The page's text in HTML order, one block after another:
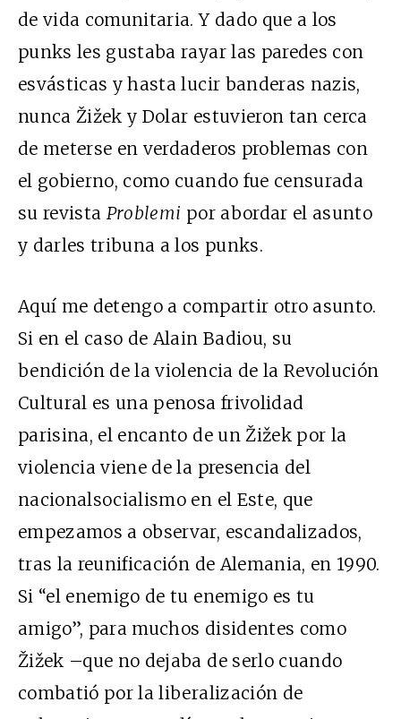
de vida comunitaria. Y dado que a los
punks les gustaba rayar las paredes con
esvásticas y hasta lucir banderas nazis,
nunca Žižek y Dolar estuvieron tan cerca
de meterse en verdaderos problemas con
el gobierno, como cuando fue censurada
su revista Problemi por abordar el asunto
y darles tribuna a los punks.
Aquí me detengo a compartir otro asunto.
Si en el caso de Alain Badiou, su
bendición de la violencia de la Revolución
Cultural es una penosa frivolidad
parisina, el encanto de un Žižek por la
violencia viene de la presencia del
nacionalsocialismo en el Este, que
empezamos a observar, escandalizados,
tras la reunificación de Alemania, en 1990.
Si “el enemigo de tu enemigo es tu
amigo”, para muchos disidentes como
Žižek –que no dejaba de serlo cuando
combatió por la liberalización de